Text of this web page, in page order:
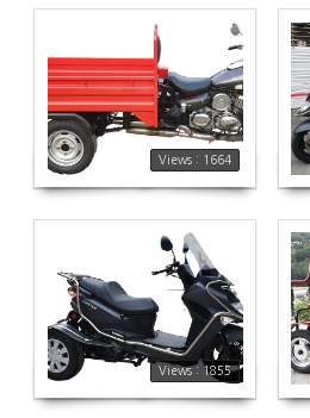
Views : 1664
1664
Views : 1855
1855